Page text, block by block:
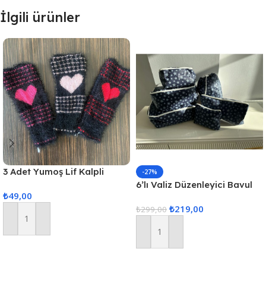
İlgili ürünler
3 Adet Yumoş Lif Kalpli
₺49,00
Sepete Ekle
-27%
6’lı Valiz Düzenleyici Bavul
Hurcu
₺299,00 ₺219,00
Sepete Ekle